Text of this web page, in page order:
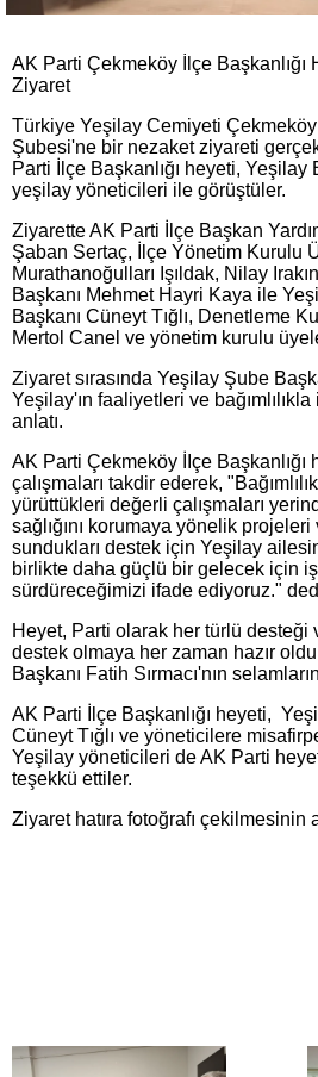
AK Parti Çekmeköy İlçe Başkanlığı
Ziyaret
Türkiye Yeşilay Cemiyeti Çekmeköy
Şubesi'ne bir nezaket ziyareti
Parti İlçe Başkanlığı heyeti, Yeşilay
yeşilay yöneticileri ile görüştüler.
Ziyarette AK Parti İlçe Başkan
Şaban Sertaç, İlçe Yönetim Kurulu
Murathanoğulları Işıldak, Nilay
Başkanı Mehmet Hayri Kaya ile
Başkanı Cüneyt Tığlı, Denetleme
Mertol Canel ve yönetim kurulu
Ziyaret sırasında Yeşilay Şube
Yeşilay'ın faaliyetleri ve
anlatı.
AK Parti Çekmeköy İIçe Başkanlığı
çalışmaları takdir ederek,
yürüttükleri değerli çalışmaları
sağlığını korumaya yönelik
sundukları destek için Yeşilay
birlikte daha güçlü bir gelecek için
sürdüreceğimizi ifade ediyoruz."
Heyet, Parti olarak her türlü desteği
destek olmaya her zaman hazır
Başkanı Fatih Sırmacı'nın
AK Parti İlçe Başkanlığı heyeti,
Cüneyt Tığlı ve yöneticilere
Yeşilay yöneticileri de AK Parti
teşekkü ettiler.
Ziyaret hatıra fotoğrafı çekilmesinin